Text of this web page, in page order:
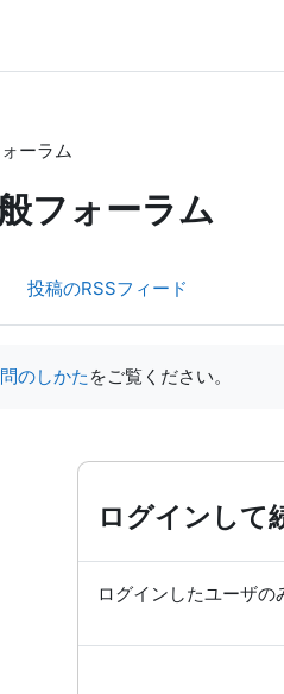
ーラム
フォーラム
投稿のRSSフィード
のしかた をご覧ください。
ログインして
ログインしたユーザの